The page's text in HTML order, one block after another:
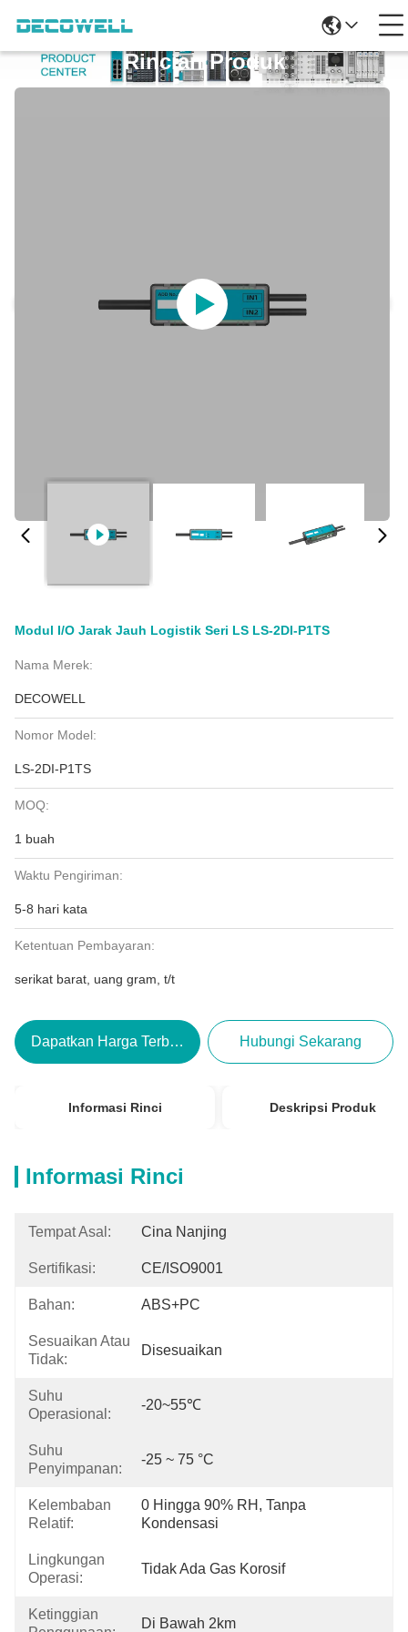
Rincian Produk
Modul I/O Jarak Jauh Logistik Seri LS LS-2DI-P1TS
Nama Merek:
DECOWELL
Nomor Model:
LS-2DI-P1TS
MOQ:
1 buah
Waktu Pengiriman:
5-8 hari kata
Ketentuan Pembayaran:
serikat barat, uang gram, t/t
Dapatkan Harga Terbaik Hubungi Sekarang
Informasi Rinci Deskripsi Produk
Informasi Rinci
Tempat Asal: Cina Nanjing
Sertifikasi: CE/ISO9001
Bahan: ABS+PC
Sesuaikan Atau
Tidak:
Disesuaikan
Suhu
Operasional:
-20~55℃
Suhu
Penyimpanan:
-25 ~ 75 °C
Kelembaban
Relatif:
0 Hingga 90% RH, Tanpa
Kondensasi
Lingkungan
Operasi:
Tidak Ada Gas Korosif
Ketinggian
Di Bawah 2km